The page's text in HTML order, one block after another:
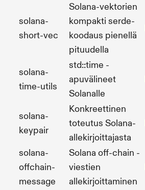
solana-
short-vec
Solana-vektorien
kompakti serde-
koodaus pienellä
pituudella
solana-
time-utils
std::time -
apuvälineet
Solanalle
solana-
keypair
Konkreettinen
toteutus Solana-
allekirjoittajasta
solana-
offchain-
message
Solana off-chain -
viestien
allekirjoittaminen